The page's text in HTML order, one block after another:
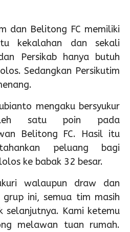
dan Belitong FC memiliki
kekalahan dan sekali
Persikab hanya butuh
Sedangkan Persikutim
mengaku bersyukur
satu poin pada
Belitong FC. Hasil itu
peluang bagi
ke babak 32 besar.
walaupun draw dan
ini, semua tim masih
selanjutnya. Kami ketemu
melawan tuan rumah.